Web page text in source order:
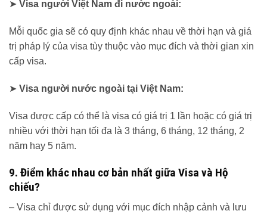
➤ Visa người Việt Nam đi nước ngoài:
Mỗi quốc gia sẽ có quy định khác nhau về thời hạn và giá
trị pháp lý của visa tùy thuộc vào mục đích và thời gian xin
cấp visa.
➤ Visa người nước ngoài tại Việt Nam:
Visa được cấp có thể là visa có giá trị 1 lần hoặc có giá trị
nhiều với thời hạn tối đa là 3 tháng, 6 tháng, 12 tháng, 2
năm hay 5 năm.
9. Điểm khác nhau cơ bản nhất giữa Visa và Hộ
chiếu?
– Visa chỉ được sử dụng với mục đích nhập cảnh và lưu